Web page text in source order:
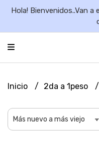
Hola! Bienvenidos..Van
Inicio 2da a 1peso